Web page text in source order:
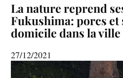
La nature reprend
Fukushima: porcs
domicile dans la
27/12/2021